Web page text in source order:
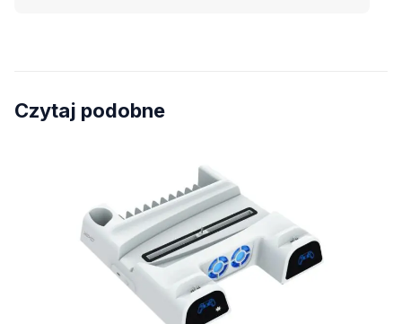
Czytaj podobne